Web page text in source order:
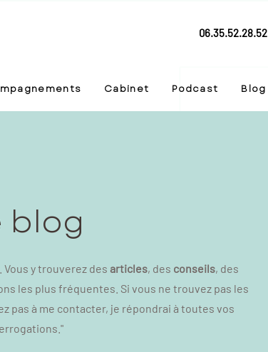
06.35.52.28.52
Cabinet Podcast Blog
Vous y trouverez des articles, des conseils, des
les plus fréquentes. Si vous ne trouvez pas les
pas à me contacter, je répondrai à toutes vos
blog